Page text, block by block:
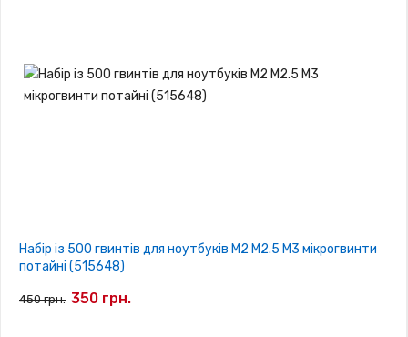
Набір із 500 гвинтів для ноутбуків M2 M2.5 M3 мікрогвинти
потайні (515648)
450 грн. 350 грн.